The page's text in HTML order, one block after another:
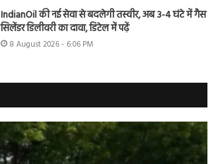
IndianOil की नई सेवा से बदलेगी तस्वीर, अब 3-4 घंटे में गैस
सिलेंडर डिलीवरी का दावा, डिटेल में पढ़ें
8 August 2026 - 6:06 PM